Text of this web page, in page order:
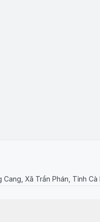
Cang, Xã Trần Phán, Tỉnh Cà